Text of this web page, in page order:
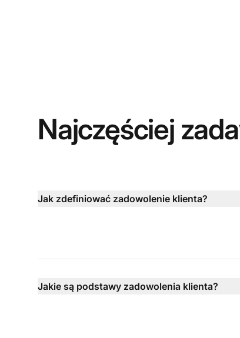
Najczęściej
Jak zdefiniować zadowolenie klienta?
Jakie są podstawy zadowolenia klienta?